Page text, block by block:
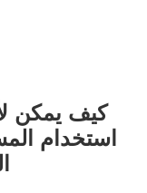
كيف يمكن
استخدام